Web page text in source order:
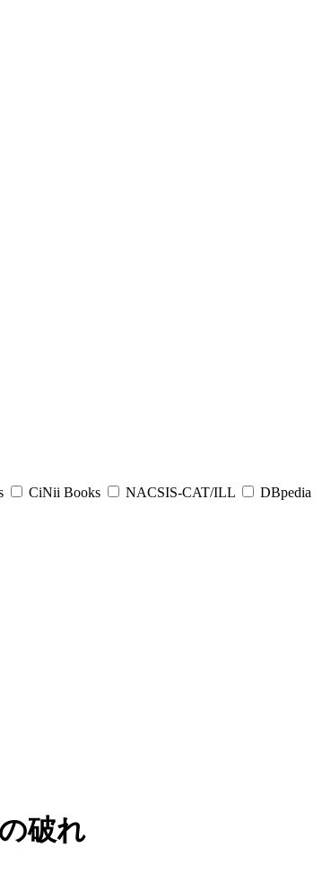
CiNii Books NACSIS-CAT/ILL
DBpedia
破れ